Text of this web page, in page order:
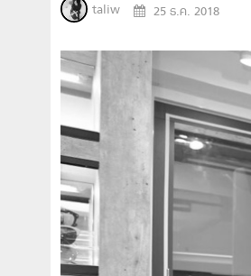
taliw 25 ธ.ค. 2018